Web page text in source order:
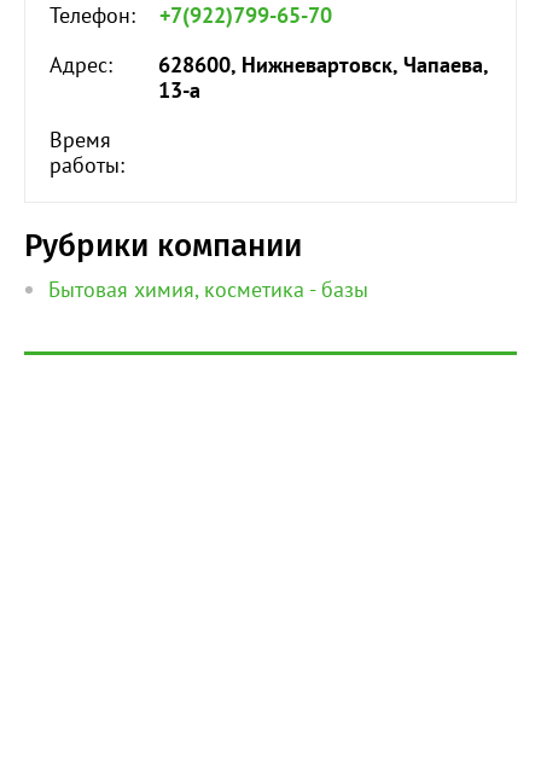
Телефон:
+7(922)799-65-70
Адрес:
628600, Нижневартовск, Чапаева,
13-а
Время
работы:
Рубрики компании
Бытовая химия, косметика - базы